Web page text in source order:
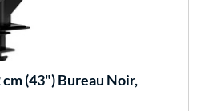
(43") Bureau Noir,